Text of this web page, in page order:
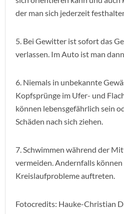
der man sich jederzeit
5. Bei Gewitter ist sofort das
verlassen. Im Auto ist man
6. Niemals in unbekannte
Kopfsprünge im Ufer- und
können lebensgefährlich sein
Schäden nach sich ziehen.
7. Schwimmen während der
vermeiden. Andernfalls
Kreislaufprobleme auftreten.
Fotocredits: Hauke-Christian